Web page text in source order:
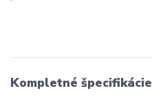
Kompletné špecifikácie